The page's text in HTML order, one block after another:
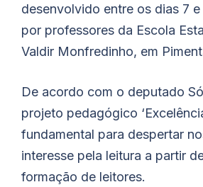
desenvolvido entre os dias 7 e
por professores da Escola
Valdir Monfredinho, em
De acordo com o deputado
projeto pedagógico
fundamental para despertar
interesse pela leitura a partir
formação de leitores.